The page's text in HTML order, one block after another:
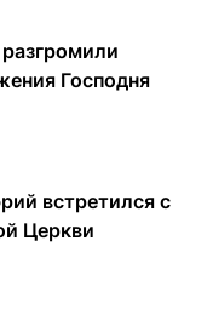
Господня
встретился с
Церкви